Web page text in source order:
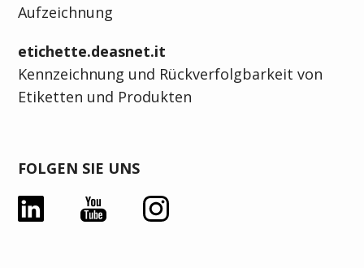
Aufzeichnung
etichette.deasnet.it
Kennzeichnung und Rückverfolgbarkeit von
Etiketten und Produkten
FOLGEN SIE UNS